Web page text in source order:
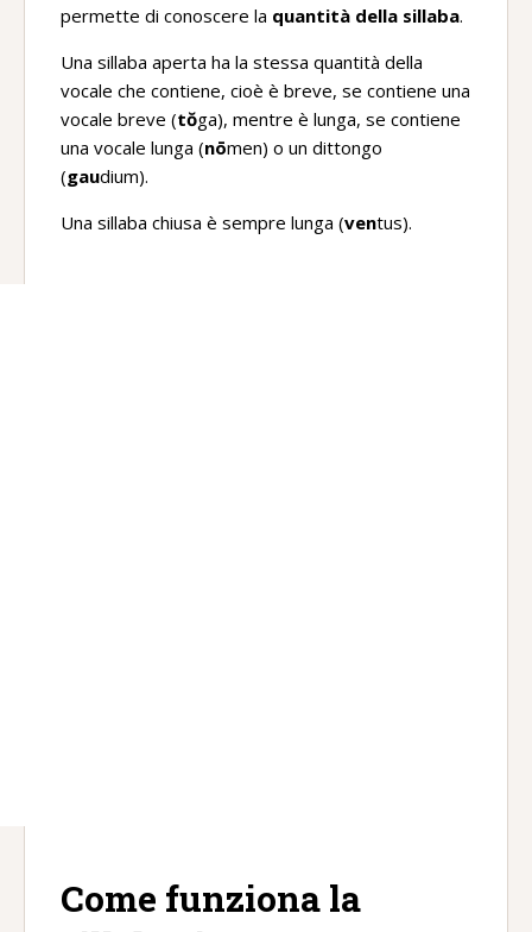
permette di conoscere la quantità della sillaba.
Una sillaba aperta ha la stessa quantità della
vocale che contiene, cioè è breve, se contiene una
vocale breve (tŏga), mentre è lunga, se contiene
una vocale lunga (nōmen) o un dittongo
(gaudium).
Una sillaba chiusa è sempre lunga (ventus).
Come funziona la